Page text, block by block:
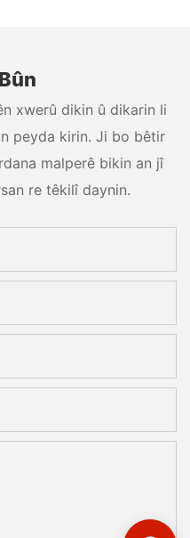
xwerû dikin û dikarin li
peyda kirin. Ji bo bêtir
malperê bikin an jî
re têkilî daynin.